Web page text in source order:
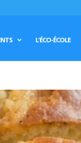
L’ÉCO-ÉCOLE